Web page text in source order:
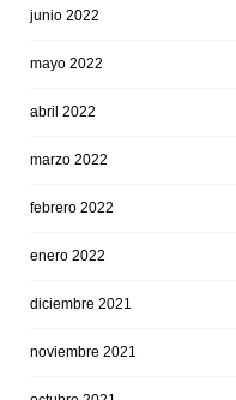
junio 2022
mayo 2022
abril 2022
marzo 2022
febrero 2022
enero 2022
diciembre 2021
noviembre 2021